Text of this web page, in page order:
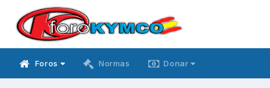
Foros Normas Donar